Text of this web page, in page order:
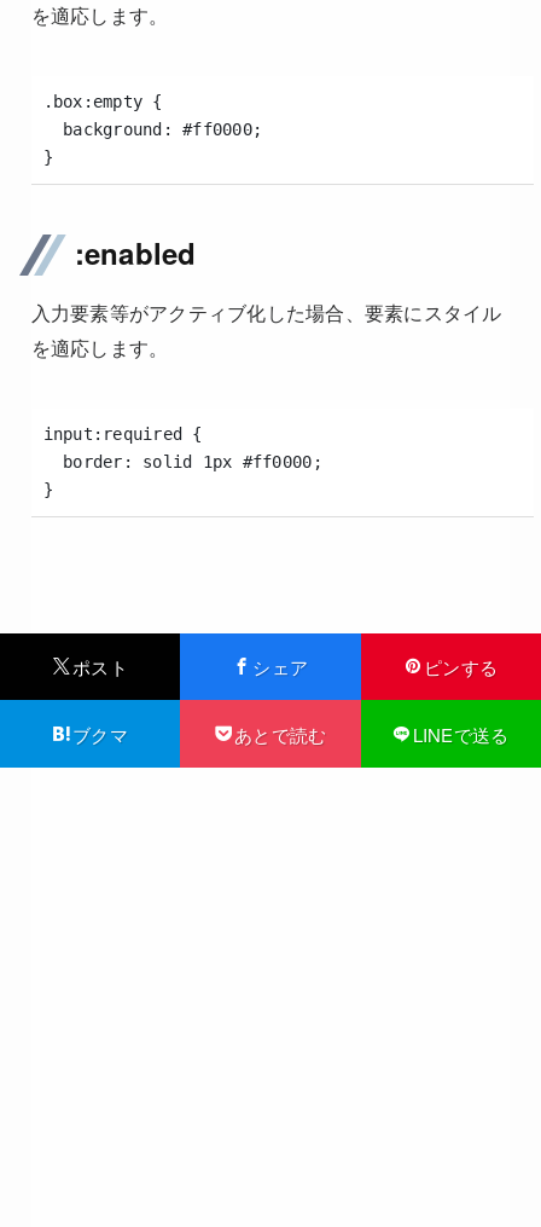
を適応します。
.box:empty {
  background: #ff0000;
}
:enabled
入力要素等がアクティブ化した場合、要素にスタイル
を適応します。
input:required {
  border: solid 1px #ff0000;
}
ポスト シェア ピンする
ブクマ あとで読む LINEで送る